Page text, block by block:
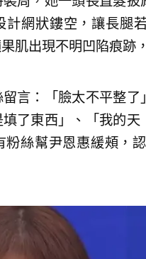
計網狀鏤空，讓長腿
肌出現不明凹陷痕跡
言：「臉太不平整
了東西」、「我的
粉絲幫尹恩惠緩頰，